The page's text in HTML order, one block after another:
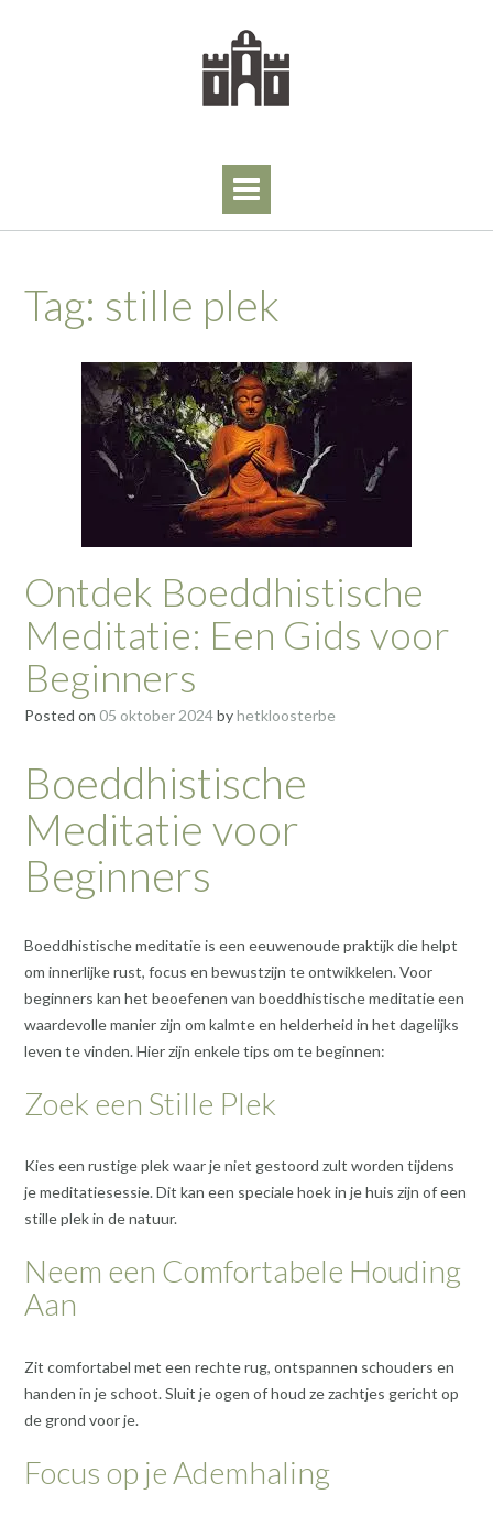
Tag: stille plek
Ontdek Boeddhistische
Meditatie: Een Gids voor
Beginners
Posted on 05 oktober 2024byhetkloosterbe
Boeddhistische
Meditatie voor
Beginners
Boeddhistische meditatie is een eeuwenoude praktijk die helpt
om innerlijke rust, focus en bewustzijn te ontwikkelen. Voor
beginners kan het beoefenen van boeddhistische meditatie een
waardevolle manier zijn om kalmte en helderheid in het dagelijks
leven te vinden. Hier zijn enkele tips om te beginnen:
Zoek een Stille Plek
Kies een rustige plek waar je niet gestoord zult worden tijdens
je meditatiesessie. Dit kan een speciale hoek in je huis zijn of een
stille plek in de natuur.
Neem een Comfortabele Houding
Aan
Zit comfortabel met een rechte rug, ontspannen schouders en
handen in je schoot. Sluit je ogen of houd ze zachtjes gericht op
de grond voor je.
Focus op je Ademhaling